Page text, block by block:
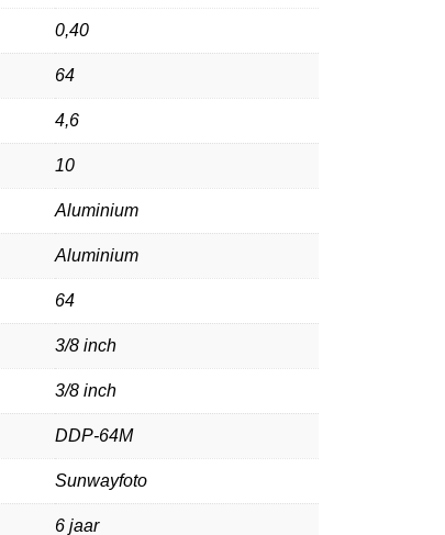
0,40
64
4,6
10
Aluminium
Aluminium
64
3/8 inch
3/8 inch
DDP-64M
Sunwayfoto
6 jaar